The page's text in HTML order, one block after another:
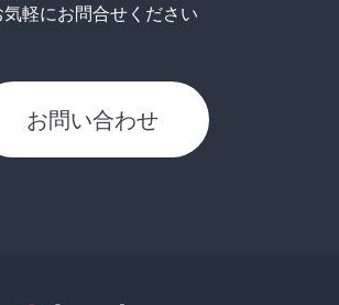
気軽にお問合せください
お問い合わせ